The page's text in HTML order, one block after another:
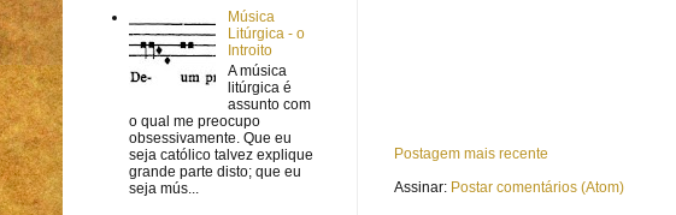
Postagem mais recente
Assinar: Postar comentários (Atom)
Música
Litúrgica - o
Introito
A música
litúrgica é
assunto com
o qual me preocupo
obsessivamente. Que eu
seja católico talvez explique
grande parte disto; que eu
seja mús...